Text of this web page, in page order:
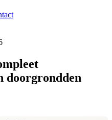
doorgrondden